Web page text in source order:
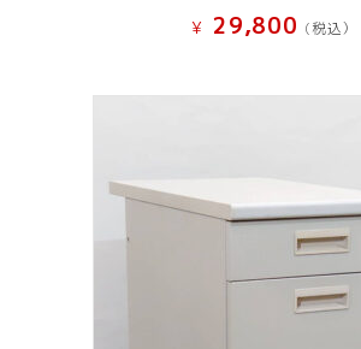
¥ 29,800 (税込）